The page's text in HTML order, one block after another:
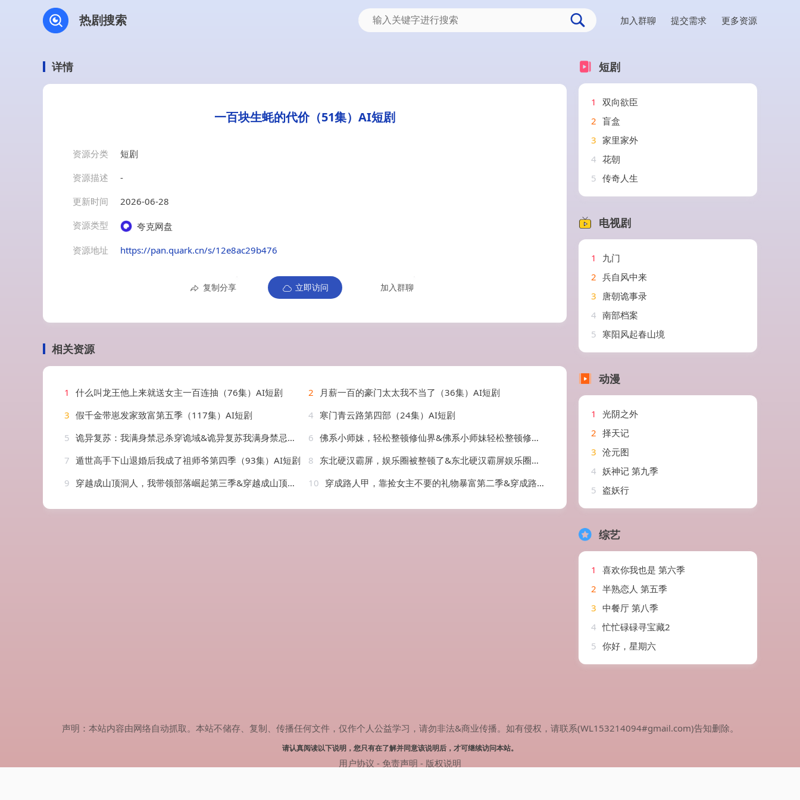
热剧搜索 加入群聊 提交需求 更多资源
详情
一百块生蚝的代价（51集）AI短剧
资源分类
短剧
资源描述
-
更新时间
2026-06-28
资源类型
夸克网盘
资源地址
https://pan.quark.cn/s/12e8ac29b476
复制分享 立即访问 加入群聊
相关资源
1 什么叫龙王他上来就送女主一百连抽（76集）AI短剧 2
月薪一百的豪门太太我不当了（36集）AI短剧
3 假千金带崽发家致富第五季（117集）AI短剧 4 寒门青云路第四部（24集）AI短剧
5 诡异复苏：我满身禁忌杀穿诡域&诡异复苏我满身禁忌杀穿诡域（48集）AI短剧 6 佛系小师妹，轻松整顿修仙界&佛系小师妹轻松整顿修仙界（46集）AI短剧
7 遁世高手下山退婚后我成了祖师爷第四季（93集）AI短剧 8 东北硬汉霸屏，娱乐圈被整顿了&东北硬汉霸屏娱乐圈被整顿了（30集）AI短剧
9 穿越成山顶洞人，我带领部落崛起第三季&穿越成山顶洞人我带领部落崛起第三季（36集）AI短剧 10 穿成路人甲，靠捡女主不要的礼物暴富第二季&穿成路人甲靠捡女主不要的礼物暴富第二季（30集）AI短剧
短剧
1
双向欲臣
2 盲盒
3 家里家外
4 花朝
5 传奇人生
电视剧
1
九门
2 兵自风中来
3 唐朝诡事录
4 南部档案
5 寒阳风起春山境
动漫
1
光阴之外
2 择天记
3 沧元图
4 妖神记 第九季
5 盗妖行
综艺
1
喜欢你我也是 第六季
2 半熟恋人 第五季
3 中餐厅 第八季
4 忙忙碌碌寻宝藏2
5 你好，星期六
声明：本站内容由网络自动抓取。本站不储存、复制、传播任何文件，仅作个人公益学习，请勿非法&商业传播。如有侵权，请联系(WL153214094#gmail.com)告知删除。
请认真阅读以下说明，您只有在了解并同意该说明后，才可继续访问本站。
用户协议 - 免责声明 - 版权说明